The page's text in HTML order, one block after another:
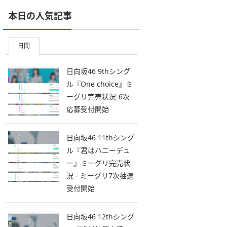
本日の人気記事
日間
日向坂46 9thシング
ル『One choice』ミ
ーグリ完売状況-6次
応募受付開始
日向坂46 11thシング
ル『君はハニーデュ
ー』ミーグリ完売状
況 - ミーグリ7次抽選
受付開始
日向坂46 12thシング